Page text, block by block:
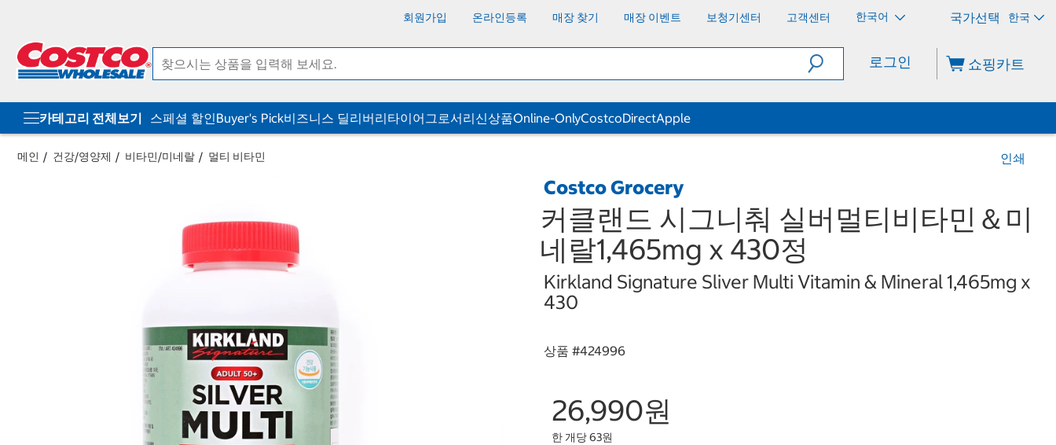
회원가입 온라인등록 매장 찾기 매장 이벤트 보청기센터 고객센터 한국어 한국
로그인 쇼핑카트
카테고리 전체보기 스페셜 할인Buyer's Pick비즈니스 딜리버리타이어그로서리신상품Online-OnlyCostcoDirectApple
메인 건강/영양제 비타민/미네랄 멀티 비타민 인쇄
Costco Grocery
커클랜드 시그니춰 실버멀티비타민＆미
네랄1,465mg x 430정
Kirkland Signature Sliver Multi Vitamin & Mineral 1,465mg x
430
상품 #424996
26,990원
한 개당 63원